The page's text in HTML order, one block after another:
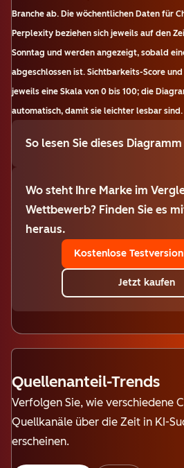
Branche ab. Die wöchentlichen Daten für
Perplexity beziehen sich jeweils auf den
Sonntag und werden angezeigt, sobald
abgeschlossen ist. Sichtbarkeits-Score
jeweils eine Skala von 0 bis 100; die
automatisch, damit sie leichter lesbar sind.
So lesen Sie dieses Diagramm
Wo steht Ihre Marke im
Wettbewerb? Finden Sie es
heraus.
Kostenlose
Jetzt kaufen
Quellenanteil-Trends
Verfolgen Sie, wie verschiedene
Quellkanäle über die Zeit in KI-
erscheinen.